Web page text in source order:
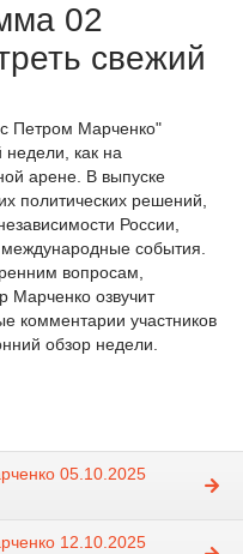
02
свежий
Петром Марченко"
недели, как на
арене. В выпуске
политических решений,
России,
события.
вопросам,
Марченко озвучит
комментарии участников
обзор недели.
05.10.2025
12.10.2025